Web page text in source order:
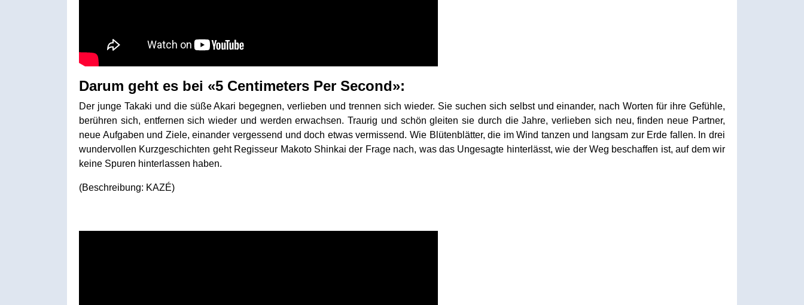
Darum geht es bei «5 Centimeters Per Second»:
Der junge Takaki und die süße Akari begegnen, verlieben und trennen sich wieder. Sie suchen sich selbst und einander, nach Worten für ihre Gefühle,
berühren sich, entfernen sich wieder und werden erwachsen. Traurig und schön gleiten sie durch die Jahre, verlieben sich neu, finden neue Partner,
neue Aufgaben und Ziele, einander vergessend und doch etwas vermissend. Wie Blütenblätter, die im Wind tanzen und langsam zur Erde fallen. In drei
wundervollen Kurzgeschichten geht Regisseur Makoto Shinkai der Frage nach, was das Ungesagte hinterlässt, wie der Weg beschaffen ist, auf dem wir
keine Spuren hinterlassen haben.
(Beschreibung: KAZÉ)